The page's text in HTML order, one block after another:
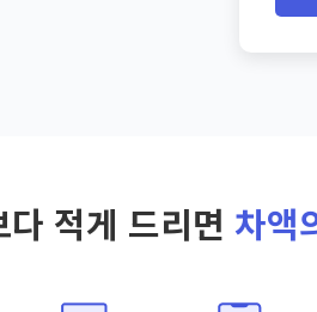
다 적게 드리면 차액